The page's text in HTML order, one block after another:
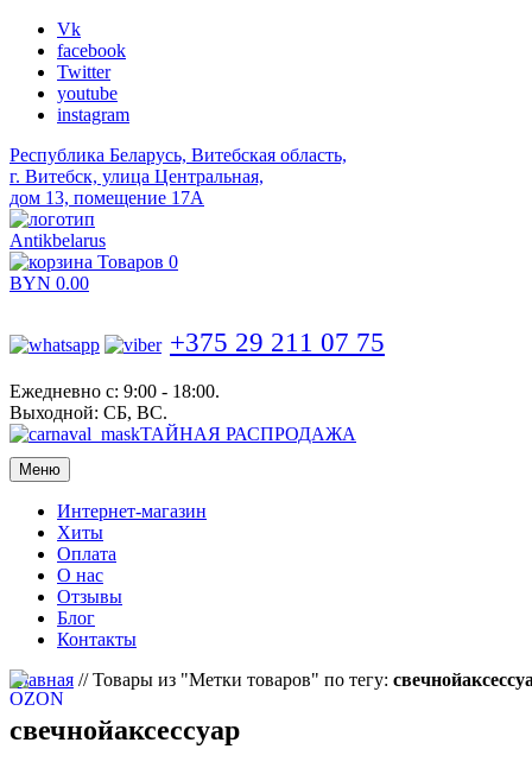
Vk
facebook
Twitter
youtube
instagram
Республика Беларусь, Витебская область,
г. Витебск, улица Центральная,
дом 13, помещение 17А
Antikbelarus
Товаров 0
BYN 0.00
+375 29 211 07 75
Ежедневно с: 9:00 - 18:00.
Выходной: СБ, ВС.
ТАЙНАЯ РАСПРОДАЖА
Меню
Интернет-магазин
Хиты
Оплата
О нас
Отзывы
Блог
Контакты
Главная //Товары из "Метки товаров" по тегу:
свечнойаксессуар